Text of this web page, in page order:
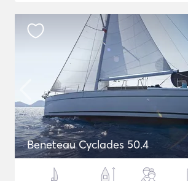
Beneteau Cyclades 50.4